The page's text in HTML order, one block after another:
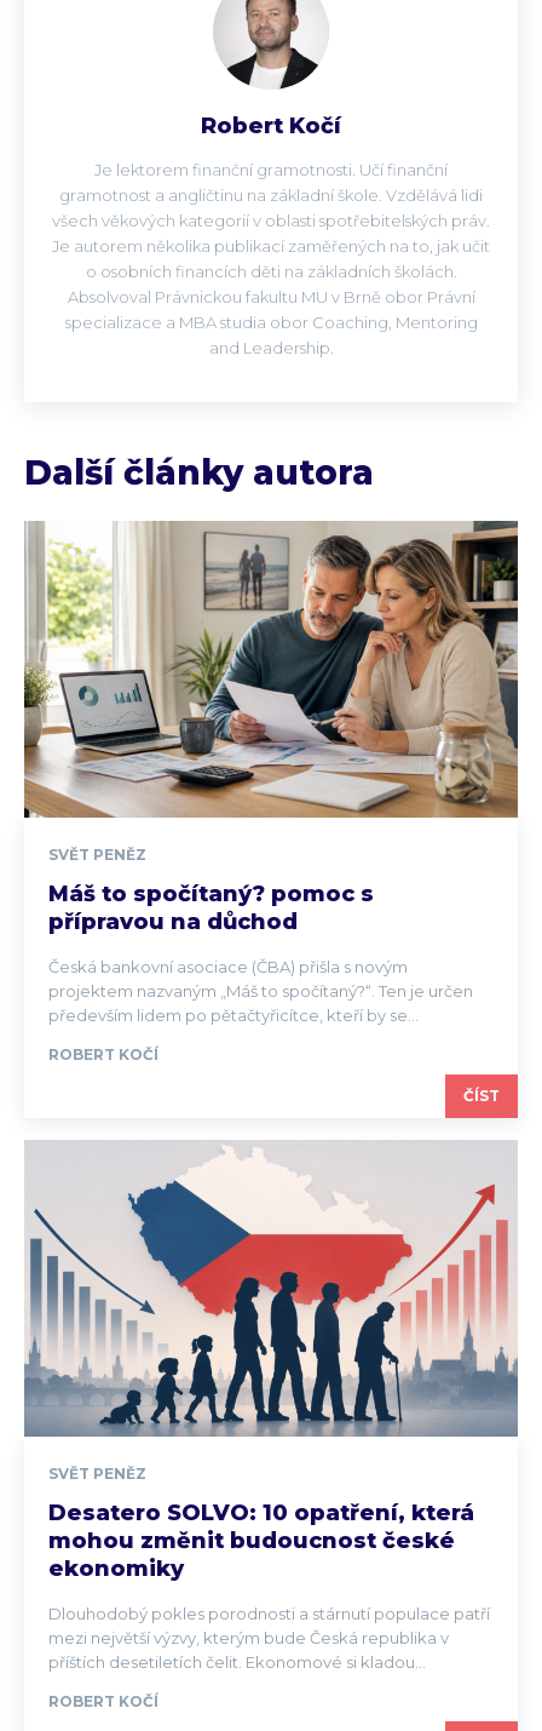
Robert Kočí
Je lektorem finanční gramotnosti. Učí finanční
gramotnost a angličtinu na základní škole. Vzdělává lidi
všech věkových kategorií v oblasti spotřebitelských práv.
Je autorem několika publikací zaměřených na to, jak učit
o osobních financích děti na základních školách.
Absolvoval Právnickou fakultu MU v Brně obor Právní
specializace a MBA studia obor Coaching, Mentoring
and Leadership.
Další články autora
SVĚT PENĚZ
Máš to spočítaný? pomoc s
přípravou na důchod
Česká bankovní asociace (ČBA) přišla s novým
projektem nazvaným „Máš to spočítaný?“. Ten je určen
především lidem po pětačtyřicítce, kteří by se...
ROBERT KOČÍ
ČÍST
SVĚT PENĚZ
Desatero SOLVO: 10 opatření, která
mohou změnit budoucnost české
ekonomiky
Dlouhodobý pokles porodnosti a stárnutí populace patří
mezi největší výzvy, kterým bude Česká republika v
příštích desetiletích čelit. Ekonomové si kladou...
ROBERT KOČÍ